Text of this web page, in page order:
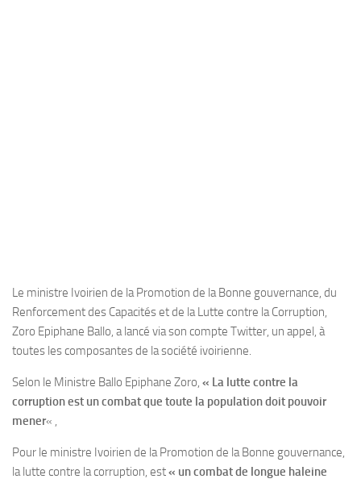
Le ministre Ivoirien de la Promotion de la Bonne gouvernance, du
Renforcement des Capacités et de la Lutte contre la Corruption,
Zoro Epiphane Ballo, a lancé via son compte Twitter, un appel, à
toutes les composantes de la société ivoirienne.
Selon le Ministre Ballo Epiphane Zoro, « La lutte contre la
corruption est un combat que toute la population doit pouvoir
mener« ,
Pour le ministre Ivoirien de la Promotion de la Bonne gouvernance,
la lutte contre la corruption, est« un combat de longue haleine